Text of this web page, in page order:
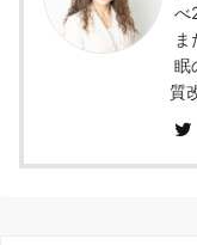
べ
眠
質